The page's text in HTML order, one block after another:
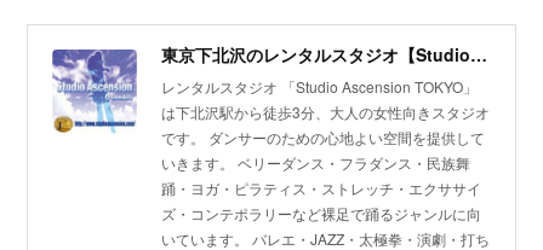
東京下北沢のレンタルスタジオ【Studio Ascension】
レンタルスタジオ 「Studio Ascension TOKYO」
は下北沢駅から徒歩3分、大人の女性向きスタジオ
です。 ダンサーのための心地よい空間を提供して
いきます。 ベリーダンス・フラダンス・民族舞
踊・ヨガ・ピラティス・ストレッチ・エクササイ
ズ・コンテポラリーなど裸足で踊るジャンルに向
いています。 バレエ・JAZZ・太極拳・演劇・打ち